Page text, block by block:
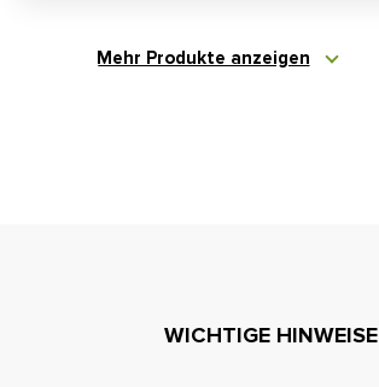
Mehr Produkte anzeigen
WICHTIGE HINWEISE